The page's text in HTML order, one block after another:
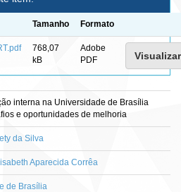
Tamanho Formato
768,07
kB
Adobe
PDF
interna na Universidade de Brasília
e oportunidades de melhoria
da Silva
Aparecida Corrêa
de Brasília